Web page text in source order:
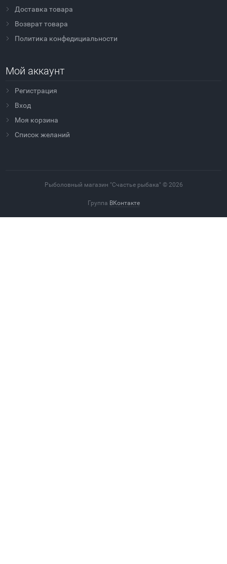
Доставка товара
Возврат товара
Политика конфедициальности
Мой аккаунт
Регистрация
Вход
Моя корзина
Cписок желаний
Рыболовный магазин "Счастье рыбака" © 2026
Группа ВКонтакте